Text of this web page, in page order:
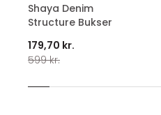
Shaya Denim
Structure Bukser
179,70 kr.
599 kr.